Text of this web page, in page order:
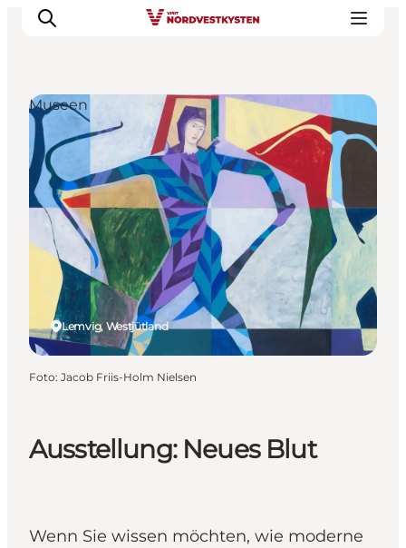
Urlaubsorte
Inspiration
Events
Unterkunft
Mach deine Urlaubsplanung
Ausstellung: Neues Blut
Wenn Sie wissen möchten, wie moderne
Lemvig, Westjütland
Museen
Foto: Jacob Friis-Holm Nielsen